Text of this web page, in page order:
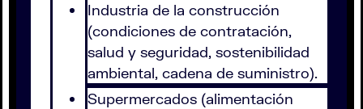
Industria de la construcción
(condiciones de contratación,
salud y seguridad, sostenibilidad
ambiental, cadena de suministro).
Supermercados (alimentación